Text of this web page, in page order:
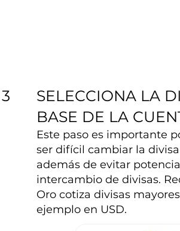
3
SELECCIONA LA
BASE DE LA
Este paso es importante
ser difícil cambiar la
además de evitar
intercambio de divisas.
Oro cotiza divisas
ejemplo en USD.